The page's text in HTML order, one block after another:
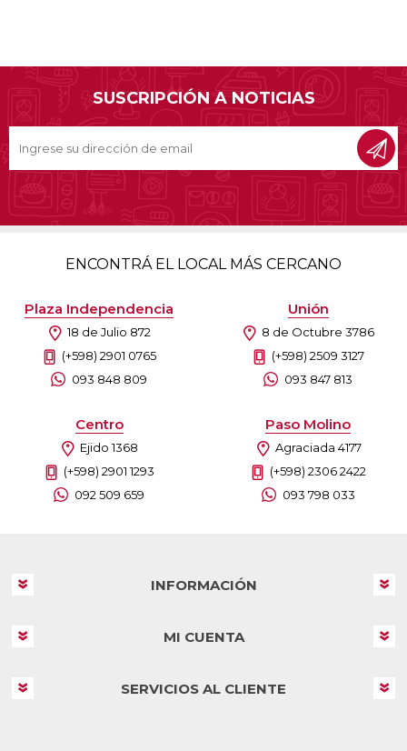
SUSCRIPCIÓN A NOTICIAS
ENCONTRÁ EL LOCAL MÁS CERCANO
Plaza Independencia
18 de Julio 872
(+598) 2901 0765
093 848 809
Unión
8 de Octubre 3786
(+598) 2509 3127
093 847 813
Centro
Ejido 1368
(+598) 2901 1293
092 509 659
Paso Molino
Agraciada 4177
(+598) 2306 2422
093 798 033
INFORMACIÓN
MI CUENTA
SERVICIOS AL CLIENTE